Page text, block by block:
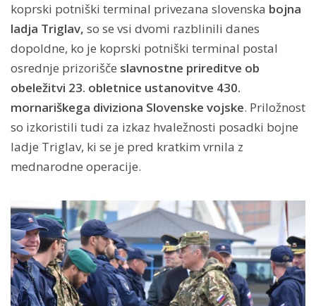
koprski potniški terminal privezana slovenska bojna
ladja Triglav, so se vsi dvomi razblinili danes
dopoldne, ko je koprski potniški terminal postal
osrednje prizorišče slavnostne prireditve ob
obeležitvi 23. obletnice ustanovitve 430.
mornariškega diviziona Slovenske vojske. Priložnost
so izkoristili tudi za izkaz hvaležnosti posadki bojne
ladje Triglav, ki se je pred kratkim vrnila z
mednarodne operacije.